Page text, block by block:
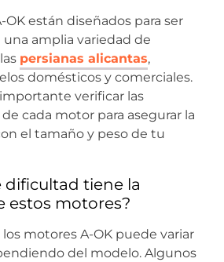
OK están diseñados para ser
amplia variedad de
persianas alicantas,
domésticos y comerciales.
verificar las
cada motor para asegurar la
el tamaño y peso de tu
dificultad tiene la
estos motores?
motores A-OK puede variar
del modelo. Algunos